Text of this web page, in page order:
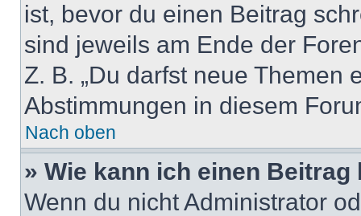
ist, bevor du einen Beitrag
sind jeweils am Ende der
Z. B. „Du darfst neue Themen
Abstimmungen in diesem
Nach oben
» Wie kann ich einen
Wenn du nicht Administrator